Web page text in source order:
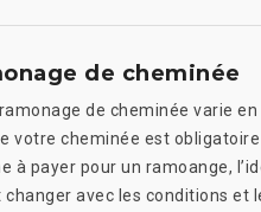
de cheminée
ramonage de cheminée varie
votre cheminée est
à payer pour un ramoange,
avec les conditions et